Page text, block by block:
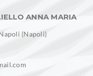
ANNA MARIA
(Napoli)